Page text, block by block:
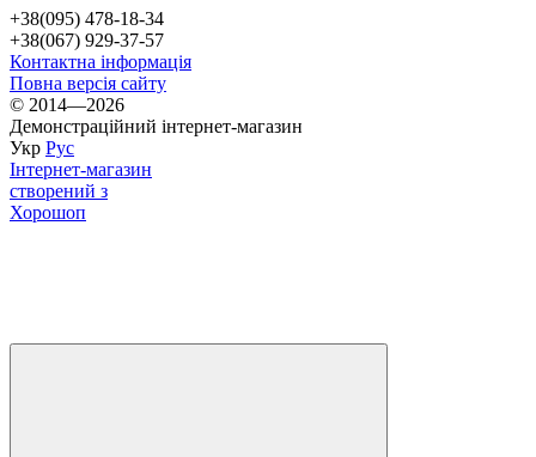
+38(095) 478-18-34
+38(067) 929-37-57
Контактна інформація
Повна версія сайту
© 2014—2026
Демонстраційний інтернет-магазин
Укр Рус
Інтернет-магазин
створений з
Хорошоп